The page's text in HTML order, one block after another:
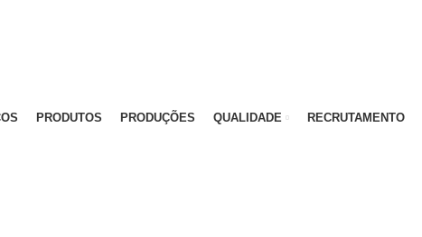
PRODUTOS PRODUÇÕES QUALIDADE RECRUTAMENTO